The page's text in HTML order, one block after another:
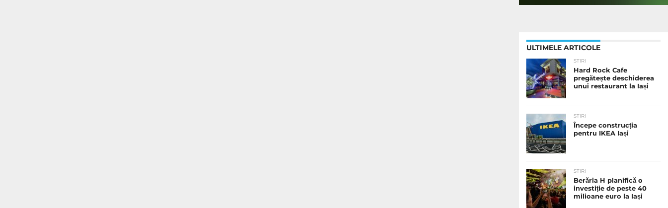
ULTIMELE ARTICOLE
STIRI
Hard Rock Cafe
pregătește deschiderea
unui restaurant la Iași
STIRI
Începe construcția
pentru IKEA Iași
STIRI
Berăria H planifică o
investiție de peste 40
milioane euro la Iași